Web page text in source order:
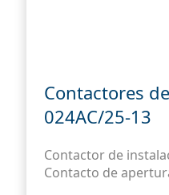
Contactores
024AC/25-13
Contactor de
Contacto de